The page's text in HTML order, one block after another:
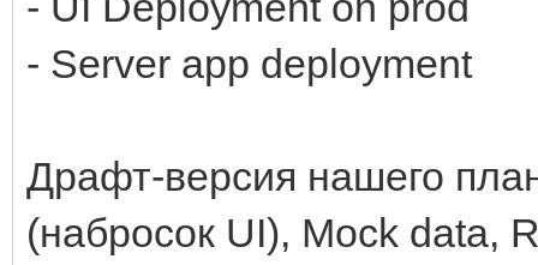
- Server app deployment
Драфт-версия нашего
(набросок UI), Mock data,